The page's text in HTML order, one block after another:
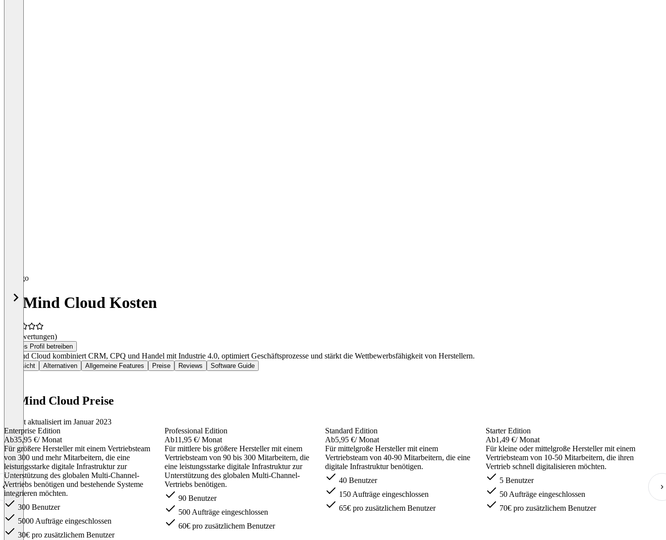
In Mind Cloud Kosten
(0 Bewertungen)
Dieses Profil betreiben
In Mind Cloud kombiniert CRM, CPQ und Handel mit Industrie 4.0, optimiert Geschäftsprozesse und stärkt die Wettbewerbsfähigkeit von Herstellern.
Übersicht Alternativen Allgemeine Features Preise Reviews Software Guide
In Mind Cloud Preise
Zuletzt aktualisiert im Januar 2023
Enterprise Edition
Ab35,95 €/ Monat
Für größere Hersteller mit einem Vertriebsteam
von 300 und mehr Mitarbeitern, die eine
leistungsstarke digitale Infrastruktur zur
Unterstützung des globalen Multi-Channel-
Vertriebs benötigen und bestehende Systeme
integrieren möchten.
300 Benutzer
5000 Aufträge eingeschlossen
30€ pro zusätzlichem Benutzer
Professional Edition
Ab11,95 €/ Monat
Für mittlere bis größere Hersteller mit einem
Vertriebsteam von 90 bis 300 Mitarbeitern, die
eine leistungsstarke digitale Infrastruktur zur
Unterstützung des globalen Multi-Channel-
Vertriebs benötigen.
90 Benutzer
500 Aufträge eingeschlossen
60€ pro zusätzlichem Benutzer
Standard Edition
Ab5,95 €/ Monat
Für mittelgroße Hersteller mit einem
Vertriebsteam von 40-90 Mitarbeitern, die eine
digitale Infrastruktur benötigen.
40 Benutzer
150 Aufträge eingeschlossen
65€ pro zusätzlichem Benutzer
Starter Edition
Ab1,49 €/ Monat
Für kleine oder mittelgroße Hersteller mit einem
Vertriebsteam von 10-50 Mitarbeitern, die ihren
Vertrieb schnell digitalisieren möchten.
5 Benutzer
50 Aufträge eingeschlossen
70€ pro zusätzlichem Benutzer